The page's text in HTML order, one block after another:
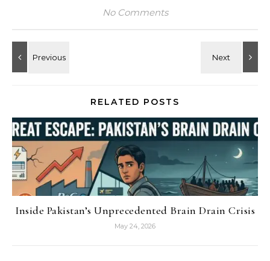
No Comments
RELATED POSTS
Inside Pakistan’s Unprecedented Brain Drain Crisis
May 24, 2026